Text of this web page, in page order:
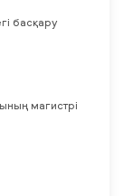
басқару
магистрі